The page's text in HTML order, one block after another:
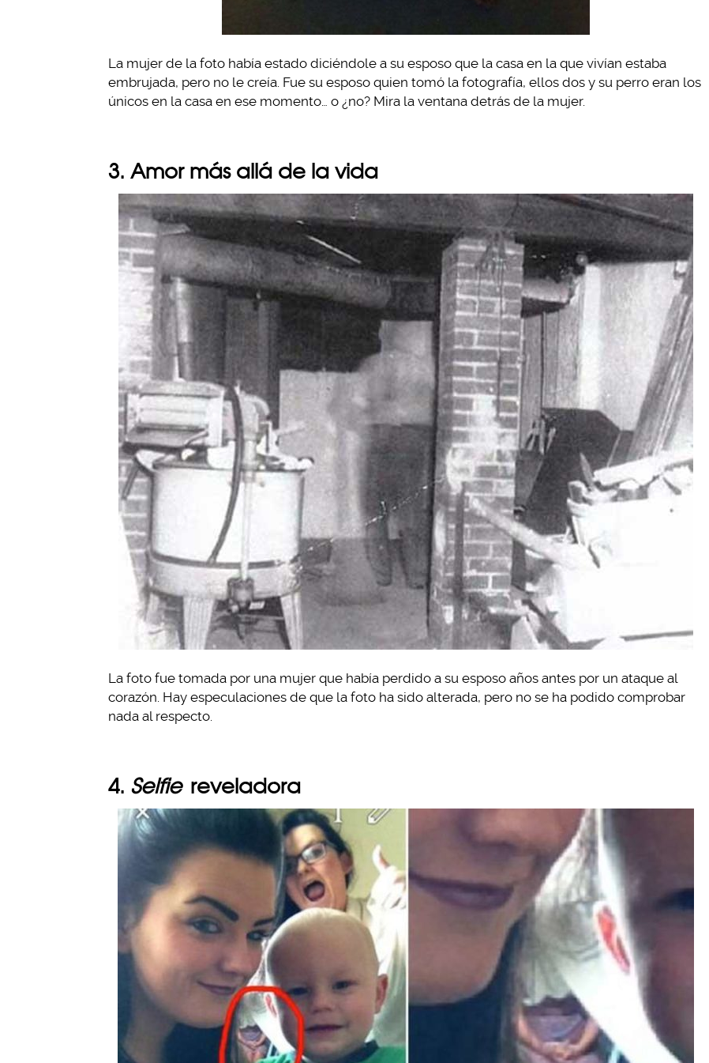
La mujer de la foto había estado diciéndole a su esposo que la casa en la que vivían estaba
embrujada, pero no le creía. Fue su esposo quien tomó la fotografía, ellos dos y su perro eran los
únicos en la casa en ese momento… o ¿no? Mira la ventana detrás de la mujer.
3. Amor más allá de la vida
La foto fue tomada por una mujer que había perdido a su esposo años antes por un ataque al
corazón. Hay especulaciones de que la foto ha sido alterada, pero no se ha podido comprobar
nada al respecto.
4. Selfie reveladora